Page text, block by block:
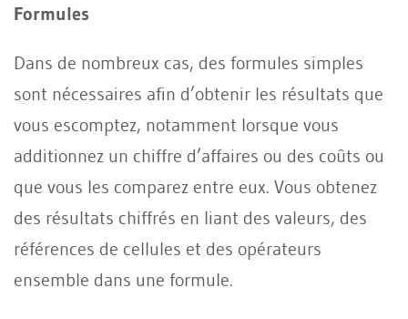
Formules
Dans de nombreux cas, des formules simples
sont nécessaires afin d’obtenir les résultats que
vous escomptez, notamment lorsque vous
additionnez un chiffre d’affaires ou des coûts ou
que vous les comparez entre eux. Vous obtenez
des résultats chiffrés en liant des valeurs, des
références de cellules et des opérateurs
ensemble dans une formule.